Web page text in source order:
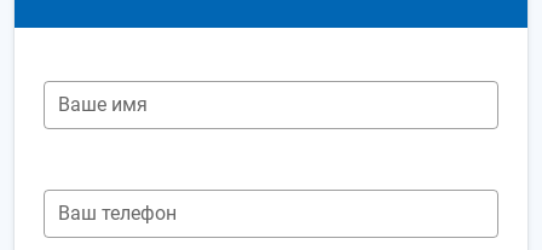
Ваше имя
Ваш телефон